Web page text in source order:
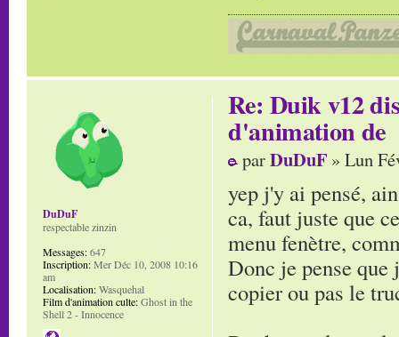
Re: Duik v12
d'animation de
parDuDuF » Lun
yep j'y ai pensé,
ca, faut juste que
menu fenètre,
Donc je pense
copier ou pas le
DuDuF
respectable zinzin
Messages:647
Inscription:Mer Déc 10, 2008 10:16
am
Localisation:Wasquehal
Film d'animation culte:Ghost in the
Shell 2 - Innocence